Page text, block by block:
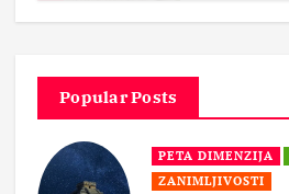
Popular Posts
PETA DIMENZIJA
ZANIMLJIVOSTI